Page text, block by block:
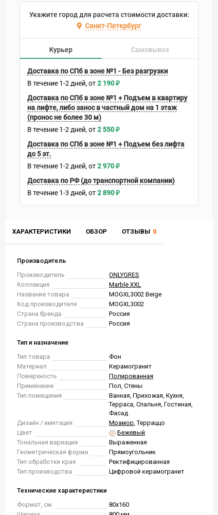
ХАРАКТЕРИСТИКИ ОБЗОР ОТЗЫВЫ 0
Производитель
Производитель
ONLYGRES
Коллекция
Marble XXL
Название товара
MOGXL3002 Beige
Код производителя
MOGXL3002
Страна бренда
Россия
Страна производства
Россия
Тип и назначение
Тип товара
Фон
Материал
Керамогранит
Поверхность
Полированная
Применение
Пол, Стены
Тип помещения
Ванная, Прихожая, Кухня,
Терраса, Спальня, Гостиная,
Фасад
Дизайн / имитация
Мрамор, Терраццо
Цвет
Бежевый
Тональная вариация
Выраженная
Геометрическая форма
Прямоугольник
Тип обработки края
Ректифицированная
Тип производства
Цифровой керамогранит
Технические характеристики
Формат, см.
80x160
Укажите город для расчета стоимости доставки:
Санкт-Петербург
Курьер Самовывоз
Доставка по СПб в зоне №1 - Без разгрузки
В течение 1-2 дней 2 190₽
Доставка по СПб в зоне №1 + Подъем в квартиру
на лифте, либо занос в частный дом на 1 этаж
(пронос не более 30 м)
В течение 1-2 дней 2 550₽
Доставка по СПб в зоне №1 + Подъем без лифта
до 5 эт.
В течение 1-2 дней 2 970₽
Доставка по РФ (до транспортной компании)
В течение 1-3 дней 2 890₽